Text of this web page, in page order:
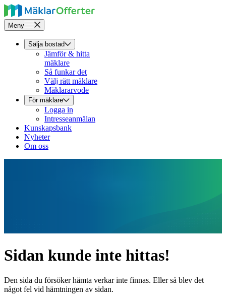
Meny
Sälja bostad
Jämför & hitta
mäklare
Så funkar det
Välj rätt mäklare
Mäklararvode
För mäklare
Logga in
Intresseanmälan
Kunskapsbank
Nyheter
Om oss
Sidan kunde inte hittas!
Den sida du försöker hämta verkar inte finnas. Eller så blev det
något fel vid hämtningen av sidan.